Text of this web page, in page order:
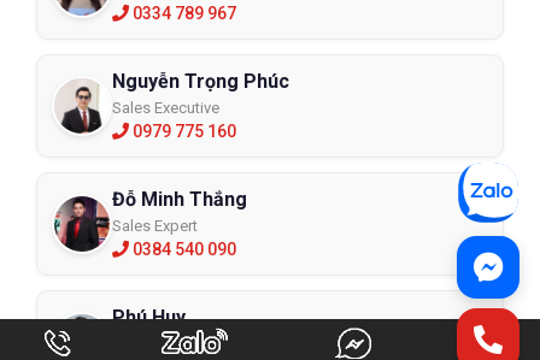
0334 789 967
Nguyễn Trọng Phúc
Sales Executive
0979 775 160
Đỗ Minh Thắng
Sales Expert
0384 540 090
Phú Huy
Sales Expert